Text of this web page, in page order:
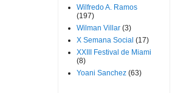
Wilfredo A. Ramos
(197)
Wilman Villar (3)
X Semana Social (17)
XXIII Festival de Miami
(8)
Yoani Sanchez (63)